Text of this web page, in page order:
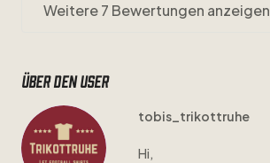
Weitere 7 Bewertungen anzeigen
Über den user
tobis_trikottruhe
Hi​,​